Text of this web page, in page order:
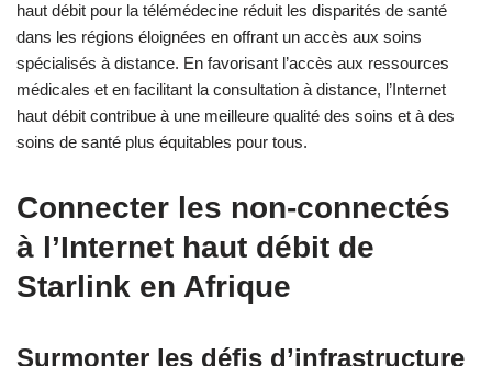
haut débit pour la télémédecine réduit les disparités de santé
dans les régions éloignées en offrant un accès aux soins
spécialisés à distance. En favorisant l’accès aux ressources
médicales et en facilitant la consultation à distance, l’Internet
haut débit contribue à une meilleure qualité des soins et à des
soins de santé plus équitables pour tous.
Connecter les non-connectés
à l’Internet haut débit de
Starlink en Afrique
Surmonter les défis d’infrastructure